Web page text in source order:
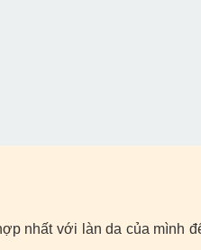
nhất với làn da của mình